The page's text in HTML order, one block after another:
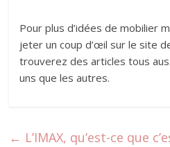
Pour plus d’idées de mobilier
jeter un coup d’œil sur le site
trouverez des articles tous
uns que les autres.
← L’IMAX, qu’est-ce que